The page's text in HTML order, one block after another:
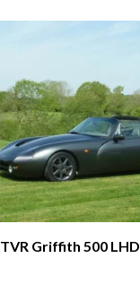
TVR Griffith 500 LHD